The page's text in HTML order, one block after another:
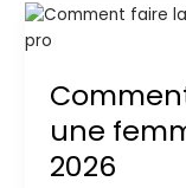
une
2026
Comment
faire
omra
une
femme